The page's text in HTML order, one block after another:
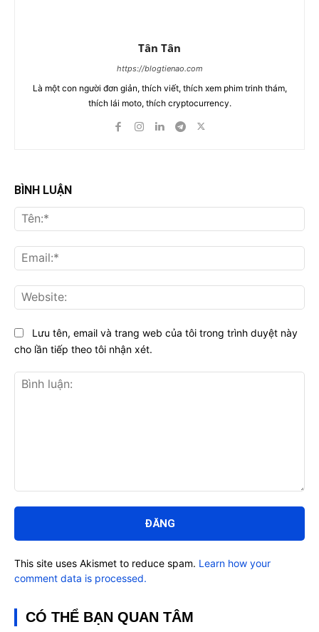
Tân Tân
https://blogtienao.com
Là một con người đơn giản, thích viết, thích xem phim trinh thám,
thích lái moto, thích cryptocurrency.
BÌNH LUẬN
luận:
Lưu tên, email và trang web của tôi trong trình duyệt này
cho lần tiếp theo tôi nhận xét.
This site uses Akismet to reduce spam. Learn how your
comment data is processed.
CÓ THỂ BẠN QUAN TÂM